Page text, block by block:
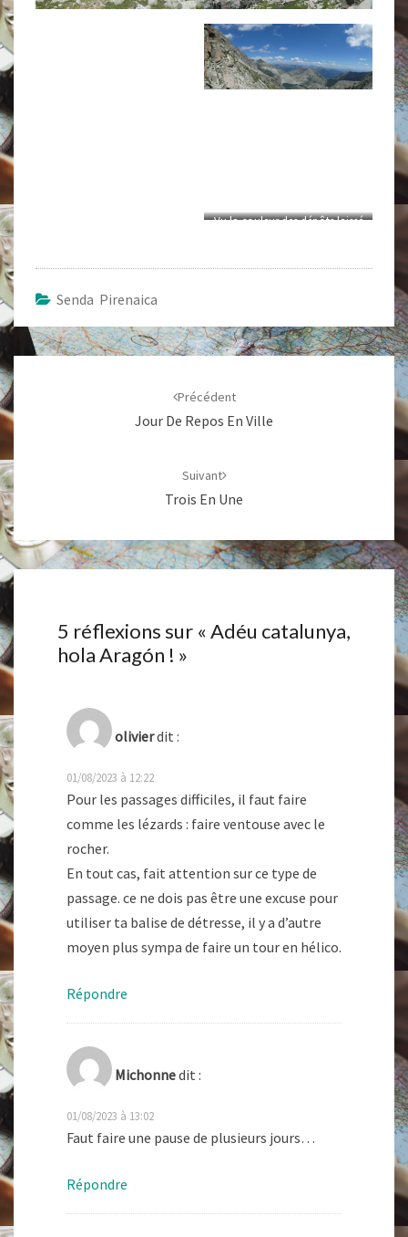
Vu la couleur des dépôts laissé
Senda Pirenaica
Navigation
d'article
Précédent
Jour De Repos En Ville
Suivant
Trois En Une
5 réflexions sur « Adéu catalunya,
hola Aragón ! »
olivierdit :
01/08/2023 à 12:22
Pour les passages difficiles, il faut faire
comme les lézards : faire ventouse avec le
rocher.
En tout cas, fait attention sur ce type de
passage. ce ne dois pas être une excuse pour
utiliser ta balise de détresse, il y a d’autre
moyen plus sympa de faire un tour en hélico.
Répondre
Michonnedit :
01/08/2023 à 13:02
Faut faire une pause de plusieurs jours…
Répondre